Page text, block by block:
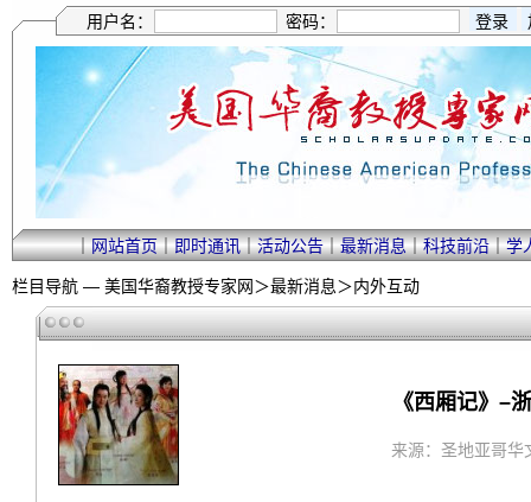
用户名： 密码：
｜网站首页｜即时通讯｜活动公告｜最新消息｜科技前沿｜学
栏目导航 — 美国华裔教授专家网＞最新消息＞内外互动
《西厢记》–
来源：圣地亚哥